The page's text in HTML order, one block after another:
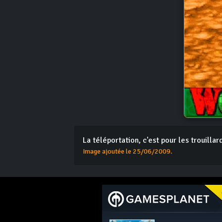
La téléportation, c'est pour les
Image ajoutée le 25/06/2009.